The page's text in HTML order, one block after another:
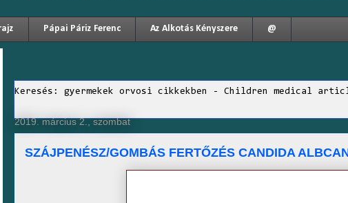
Pápai Páriz Ferenc Az Alkotás Kényszere @
Keresés: gyermekek orvosi cikkekben - Children medical
2019. március 2., szombat
SZÁJPENÉSZ/GOMBÁS FERTŐZÉS CANDIDA